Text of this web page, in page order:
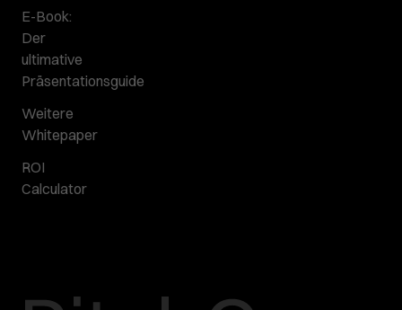
E-Book:
Der
ultimative
Präsentationsguide
Weitere
Whitepaper
ROI
Calculator